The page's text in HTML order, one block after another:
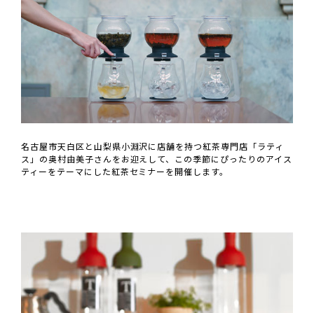
名古屋市天白区と山梨県小淵沢に店舗を持つ紅茶専門店「ラティ
ス」の奥村由美子さんをお迎えして、この季節にぴったりのアイス
ティーをテーマにした紅茶セミナーを開催します。